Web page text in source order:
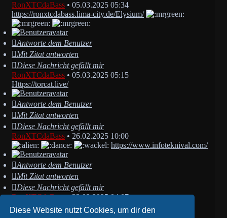
Diese Website nutzt Cookies, um dir den
RonXTCdaBass • 05.03.2025 05:34
https://ronxtcdabass.lima-city.de/Elysium/
Antworte dem Benutzer
Mit Zitat antworten
Diese Nachricht gefällt mir
RonXTCdaBass • 05.03.2025 05:15
Https://torcat.live/
Antworte dem Benutzer
Mit Zitat antworten
Diese Nachricht gefällt mir
RonXTCdaBass • 26.02.2025 10:00
https://www.infoteknival.com/
Antworte dem Benutzer
Mit Zitat antworten
Diese Nachricht gefällt mir
RonXTCdaBass•22.02.2025 04:07
Oha! MEGA TEIL Airgun AEA Megalodon